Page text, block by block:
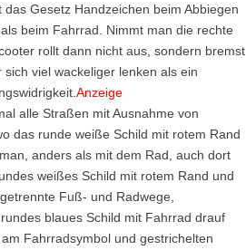
Gesetz Handzeichen beim Abbiegen
beim Fahrrad. Nimmt man die rechte
rollt dann nicht aus, sondern bremst
viel wackeliger lenken als ein
Anzeige
alle Straßen mit Ausnahme von
das runde weiße Schild mit rotem Rand
anders als mit dem Rad, auch dort
weißes Schild mit rotem Rand und
Fuß- und Radwege,
blaues Schild mit Fahrrad drauf
Fahrradsymbol und gestrichelten